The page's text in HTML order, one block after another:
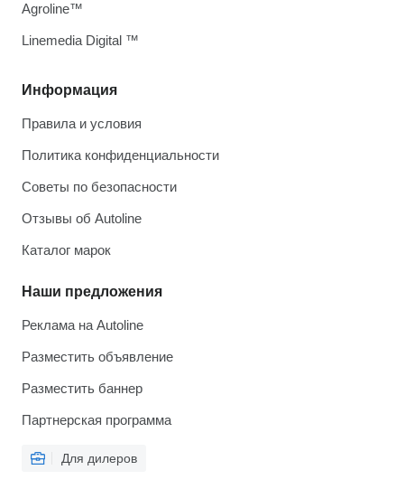
Информация
Правила и условия
Политика конфиденциальности
Советы по безопасности
Отзывы об Autoline
Каталог марок
Наши предложения
Реклама на Autoline
Разместить объявление
Разместить баннер
Партнерская программа
Для дилеров
Agroline™
Linemedia Digital ™